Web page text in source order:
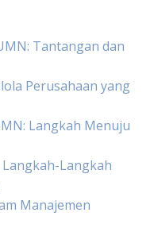
Tantangan dan
Perusahaan yang
Langkah Menuju
Langkah
Manajemen